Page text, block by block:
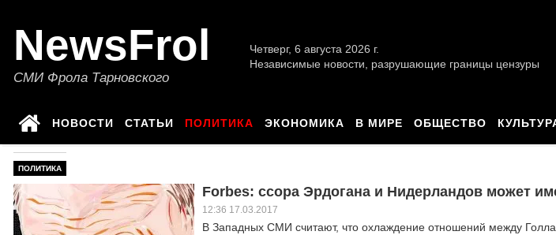
NewsFrol
СМИ Фрола Тарновского
Четверг, 6 августа 2026 г.
Независимые новости, разрушающие границы цензуры
НОВОСТИ СТАТЬИ ПОЛИТИКА ЭКОНОМИКА В МИРЕ ОБЩЕСТВО
ПОЛИТИКА
Forbes: ссора Эрдогана и Нидерландов может
12:36 17.03.2017
В Западных СМИ считают, что охлаждение отношений между